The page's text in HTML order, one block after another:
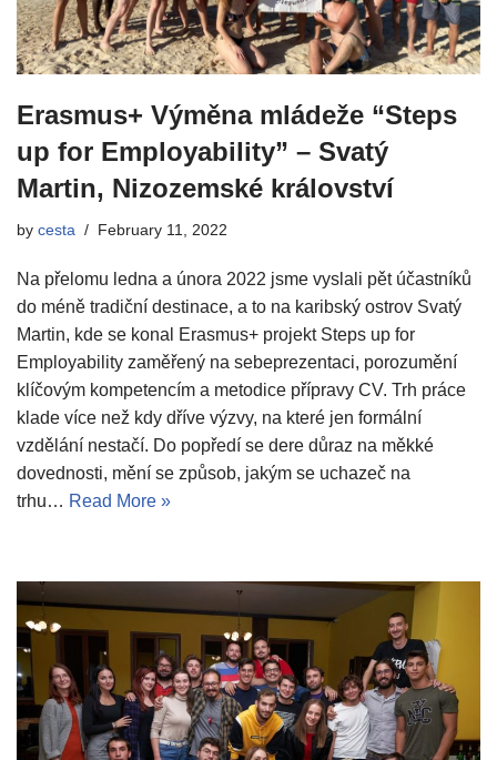
Erasmus+ Výměna mládeže “Steps
up for Employability” – Svatý
Martin, Nizozemské království
by cesta February 11, 2022
Na přelomu ledna a února 2022 jsme vyslali pět účastníků
do méně tradiční destinace, a to na karibský ostrov Svatý
Martin, kde se konal Erasmus+ projekt Steps up for
Employability zaměřený na sebeprezentaci, porozumění
klíčovým kompetencím a metodice přípravy CV. Trh práce
klade více než kdy dříve výzvy, na které jen formální
vzdělání nestačí. Do popředí se dere důraz na měkké
dovednosti, mění se způsob, jakým se uchazeč na
trhu… Read More »